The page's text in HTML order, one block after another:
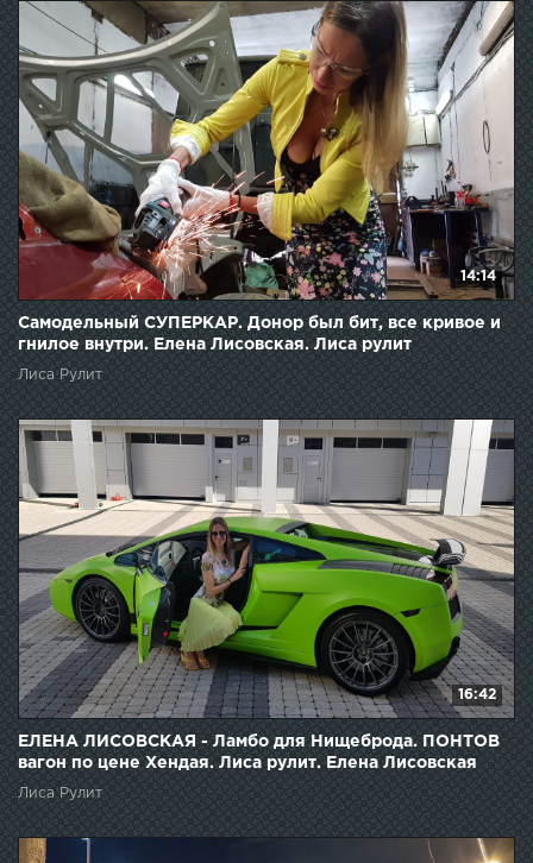
14:14
Самодельный СУПЕРКАР. Донор был бит, все кривое и
гнилое внутри. Елена Лисовская. Лиса рулит
Лиса Рулит
16:42
ЕЛЕНА ЛИСОВСКАЯ - Ламбо для Нищеброда. ПОНТОВ
вагон по цене Хендая. Лиса рулит. Елена Лисовская
Лиса Рулит